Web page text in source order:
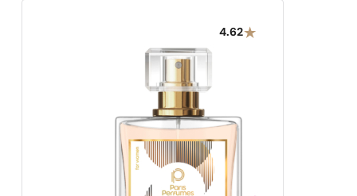
4.62